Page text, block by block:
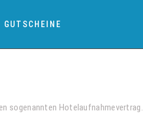
GUTSCHEINE
sogenannten Hotelaufnahmevertrag.